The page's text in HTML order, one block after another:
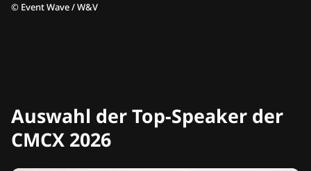
© Event Wave / W&V
Auswahl der Top-Speaker der
CMCX 2026